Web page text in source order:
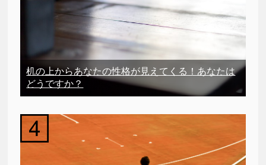
机の上からあなたの性格が見えてくる！あなたは
どうですか？